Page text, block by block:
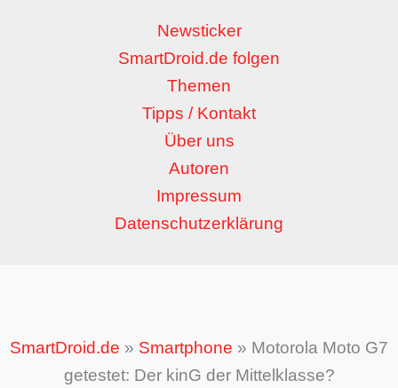
Newsticker
SmartDroid.de folgen
Themen
Tipps / Kontakt
Über uns
Autoren
Impressum
Datenschutzerklärung
SmartDroid.de » Smartphone » Motorola Moto G7
getestet: Der kinG der Mittelklasse?